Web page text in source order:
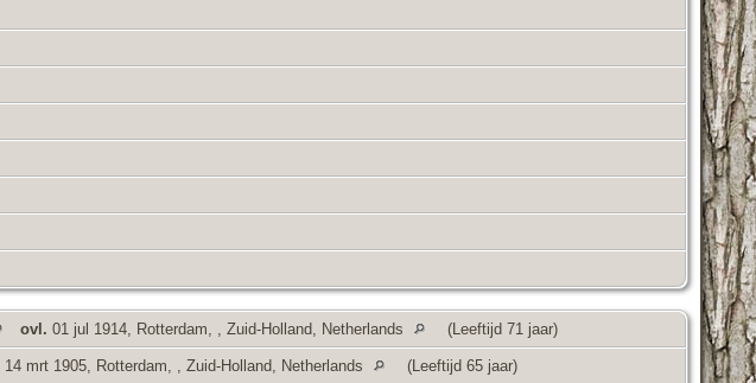
ovl. 01 jul 1914, Rotterdam, , Zuid-Holland, Netherlands (Leeftijd 71 jaar)
14 mrt 1905, Rotterdam, , Zuid-Holland, Netherlands (Leeftijd 65 jaar)